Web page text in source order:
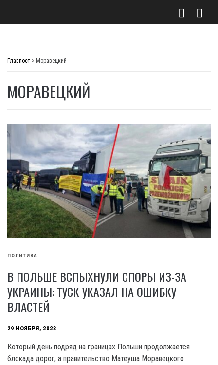
Главпост > Моравецкий
МОРАВЕЦКИЙ
ПОЛИТИКА
В ПОЛЬШЕ ВСПЫХНУЛИ СПОРЫ ИЗ-ЗА
УКРАИНЫ: ТУСК УКАЗАЛ НА ОШИБКУ
ВЛАСТЕЙ
29 НОЯБРЯ, 2023
Который день подряд на границах Польши продолжается
блокада дорог, а правительство Матеуша Моравецкого